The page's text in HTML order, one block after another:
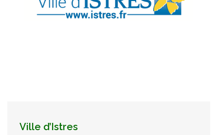
Ville d’Istres